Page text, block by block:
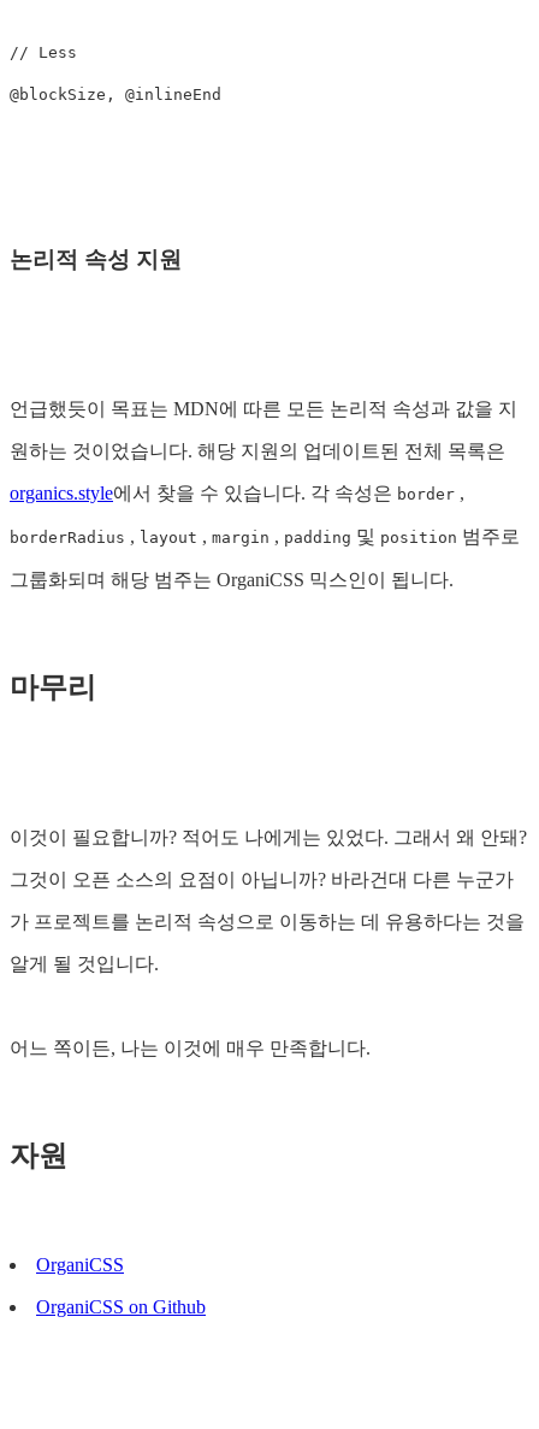
// Less
@blockSize , @inlineEnd
논리적 속성 지원
언급했듯이 목표는 MDN에 따른 모든 논리적 속성과 값을 지
원하는 것이었습니다. 해당 지원의 업데이트된 전체 목록은
organics.style에서 찾을 수 있습니다. 각 속성은 border ,
borderRadius , layout , margin , padding 및 position 범주로
그룹화되며 해당 범주는 OrganiCSS 믹스인이 됩니다.
마무리
이것이 필요합니까? 적어도 나에게는 있었다. 그래서 왜 안돼?
그것이 오픈 소스의 요점이 아닙니까? 바라건대 다른 누군가
가 프로젝트를 논리적 속성으로 이동하는 데 유용하다는 것을
알게 될 것입니다.
어느 쪽이든, 나는 이것에 매우 만족합니다.
자원
OrganiCSS
OrganiCSS on Github